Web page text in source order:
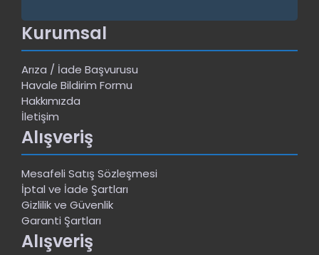
Kurumsal
Arıza / İade Başvurusu
Havale Bildirim Formu
Hakkımızda
İletişim
Alışveriş
Mesafeli Satış Sözleşmesi
İptal ve İade Şartları
Gizlilik ve Güvenlik
Garanti Şartları
Alışveriş